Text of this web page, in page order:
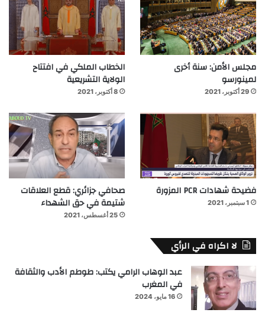
مجلس الأمن: سنة أخرى
لمينورسو
29 أكتوبر، 2021
الخطاب الملكي في افتتاح
الولاية التشريعية
8 أكتوبر، 2021
فضيحة شهادات PCR المزورة
1 سبتمبر، 2021
صحافي جزائري: قطع العلاقات
شتيمة في حق الشهداء
25 أغسطس، 2021
لا اكراه في الرأي
عبد الوهاب الرامي يكتب: طوطم الأدب والثقافة
في المغرب
16 مايو، 2024